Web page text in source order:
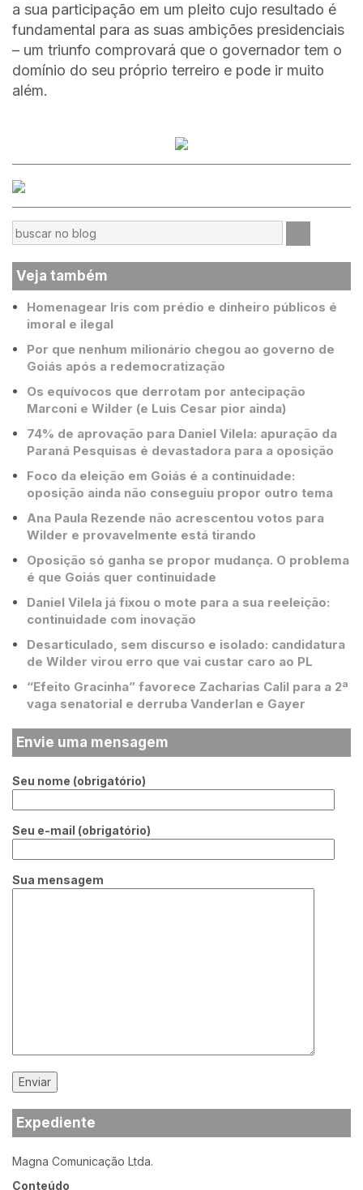
a sua participação em um pleito cujo resultado é
fundamental para as suas ambições presidenciais
– um triunfo comprovará que o governador tem o
domínio do seu próprio terreiro e pode ir muito
além.
Veja também
Homenagear Iris com prédio e dinheiro públicos é
imoral e ilegal
Por que nenhum milionário chegou ao governo de
Goiás após a redemocratização
Os equívocos que derrotam por antecipação
Marconi e Wilder (e Luis Cesar pior ainda)
74% de aprovação para Daniel Vilela: apuração da
Paraná Pesquisas é devastadora para a oposição
Foco da eleição em Goiás é a continuidade:
oposição ainda não conseguiu propor outro tema
Ana Paula Rezende não acrescentou votos para
Wilder e provavelmente está tirando
Oposição só ganha se propor mudança. O problema
é que Goiás quer continuidade
Daniel Vilela já fixou o mote para a sua reeleição:
continuidade com inovação
Desarticulado, sem discurso e isolado: candidatura
de Wilder virou erro que vai custar caro ao PL
“Efeito Gracinha” favorece Zacharias Calil para a 2ª
vaga senatorial e derruba Vanderlan e Gayer
Envie uma mensagem
Seu nome (obrigatório)
Seu e-mail (obrigatório)
Sua mensagem
Expediente
Magna Comunicação Ltda.
Conteúdo